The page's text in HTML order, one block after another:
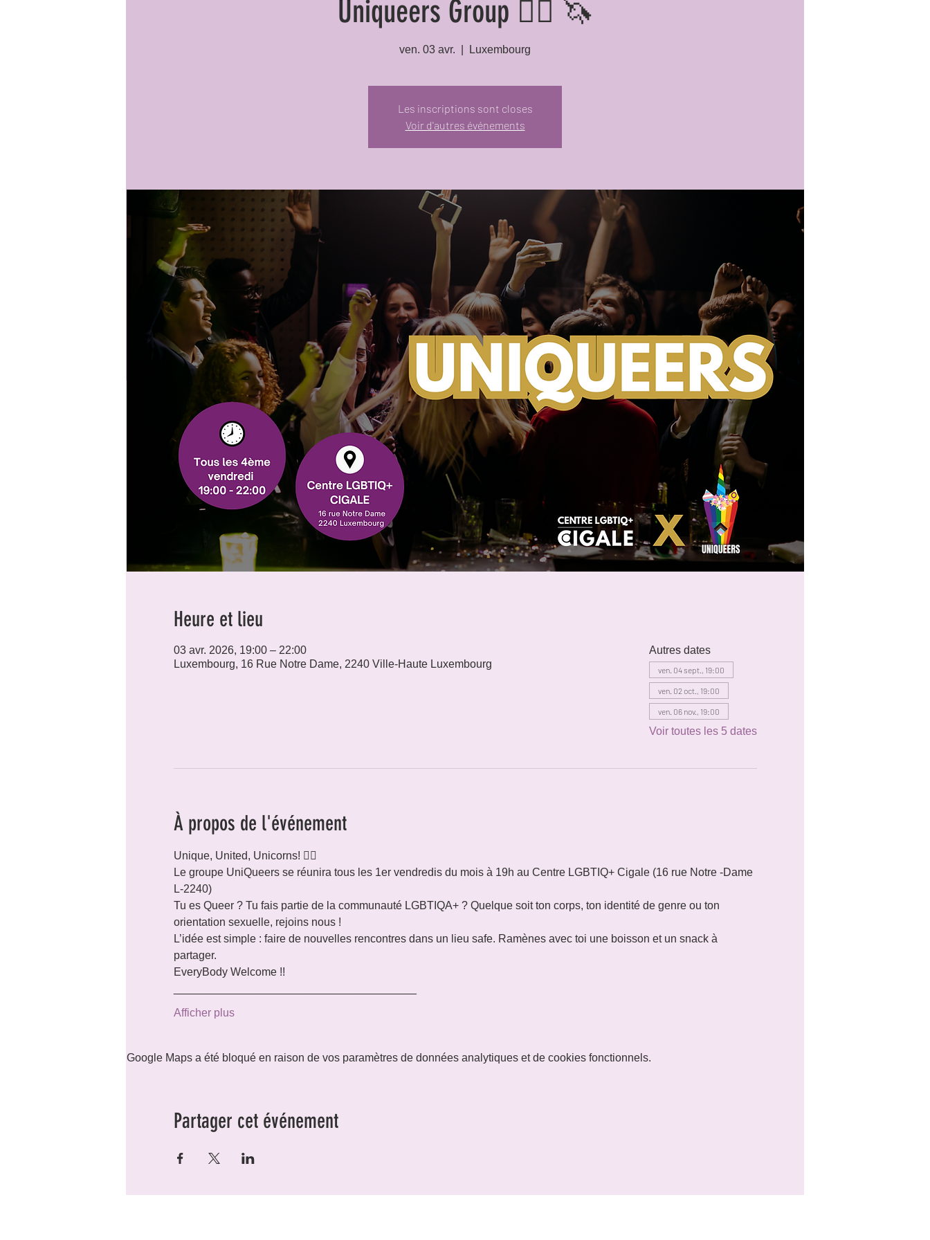
Uniqueers Group 🏳️‍🌈 🦄
ven. 03 avr. Luxembourg
Les inscriptions sont closes
Voir d'autres événements
Heure et lieu
03 avr. 2026, 19:00 – 22:00
Luxembourg, 16 Rue Notre Dame, 2240 Ville-Haute Luxembourg
Autres dates
ven. 04 sept., 19:00
ven. 02 oct., 19:00
ven. 06 nov., 19:00
Voir toutes les 5 dates
À propos de l'événement
Unique, United, Unicorns! 🏳️‍🌈
Le groupe UniQueers se réunira tous les 1er vendredis du mois à 19h au Centre LGBTIQ+ Cigale (16 rue Notre -Dame
L-2240)
Tu es Queer ? Tu fais partie de la communauté LGBTIQA+ ? Quelque soit ton corps, ton identité de genre ou ton
orientation sexuelle, rejoins nous !
L’idée est simple : faire de nouvelles rencontres dans un lieu safe. Ramènes avec toi une boisson et un snack à
partager.
EveryBody Welcome !!
Afficher plus
Google Maps a été bloqué en raison de vos paramètres de données analytiques et de cookies fonctionnels.
Partager cet événement